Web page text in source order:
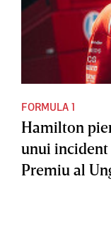
FORMULA 1
Hamilton
unui
Premiu al